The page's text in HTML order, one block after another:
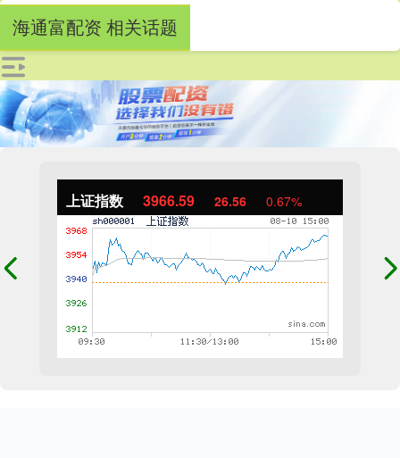
上证指数 3966.59 26.56 0.67%
海通富配资 相关话题